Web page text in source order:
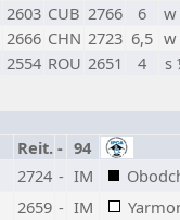
2603 CUB 2766 6
w
2666 CHN 2723 6,5 w
2554 ROU 2651 4 s
Reit. - 94
2724 - IM
2659 - IM